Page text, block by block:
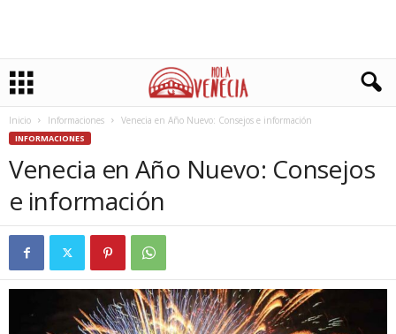
Inicio Informaciones Venecia en Año Nuevo: Consejos e información
INFORMACIONES
Venecia en Año Nuevo: Consejos
e información